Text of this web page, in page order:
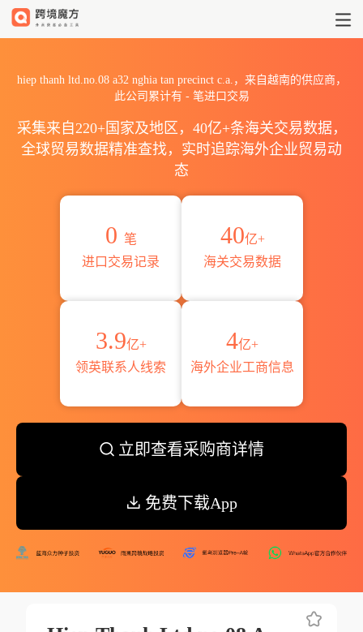
hiep thanh ltd.no.08 a32 nghia tan precinct c.a.，来自越南的供应商，
此公司累计有 -笔进口交易
采集来自220+国家及地区，40亿+条海关交易数据，
全球贸易数据精准查找，实时追踪海外企业贸易动
态
0 笔
进口交易记录
40亿+
海关交易数据
3.9亿+
领英联系人线索
4亿+
海外企业工商信息
立即查看采购商详情
免费下载App